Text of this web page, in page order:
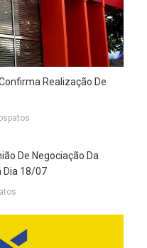
Realização De
De Negociação Da
Dia 18/07